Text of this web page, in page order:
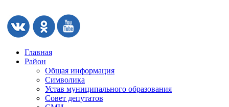
Главная
Район
Общая информация
Символика
Устав муниципального образования
Совет депутатов